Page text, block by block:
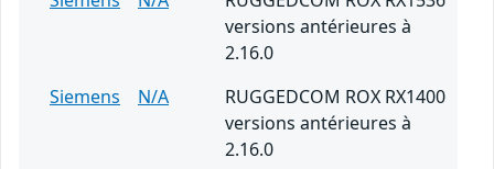
versions antérieures à
2.16.0
Siemens
N/A
RUGGEDCOM ROX RX1400
versions antérieures à
2.16.0